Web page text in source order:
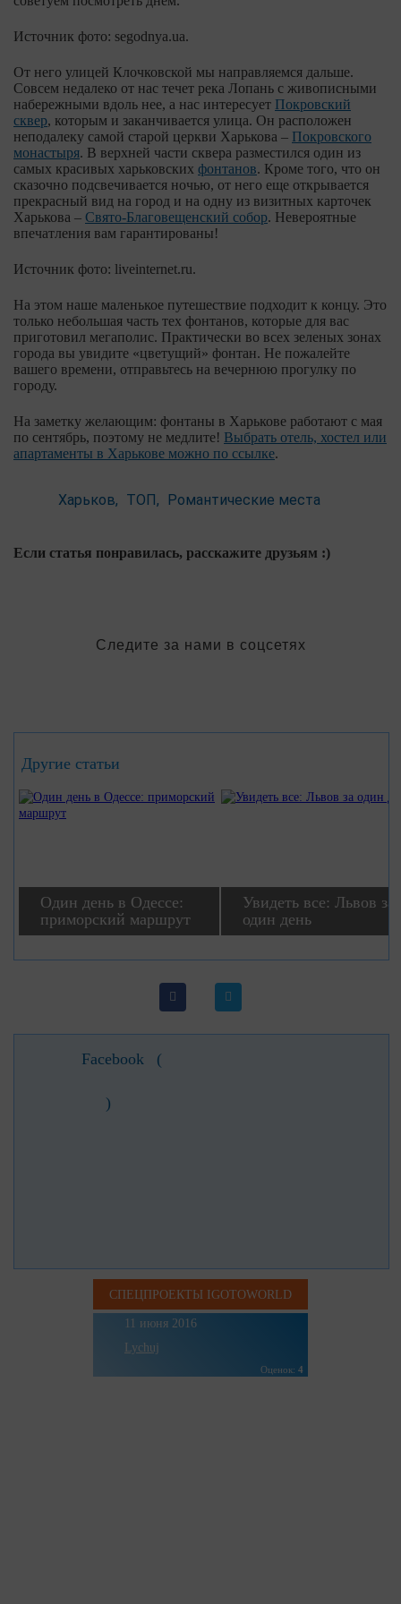
Источник фото: segodnya.ua.
От него улицей Клочковской мы направляемся дальше.
Совсем недалеко от нас течет река Лопань с живописными
набережными вдоль нее, а нас интересует Покровский
сквер, которым и заканчивается улица. Он расположен
неподалеку самой старой церкви Харькова – Покровского
монастыря. В верхней части сквера разместился один из
самых красивых харьковских фонтанов. Кроме того, что он
сказочно подсвечивается ночью, от него еще открывается
прекрасный вид на город и на одну из визитных карточек
Харькова – Свято-Благовещенский собор. Невероятные
впечатления вам гарантированы!
Источник фото: liveinternet.ru.
На этом наше маленькое путешествие подходит к концу. Это
только небольшая часть тех фонтанов, которые для вас
приготовил мегаполис. Практически во всех зеленых зонах
города вы увидите «цветущий» фонтан. Не пожалейте
вашего времени, отправьтесь на вечернюю прогулку по
городу.
На заметку желающим: фонтаны в Харькове работают с мая
по сентябрь, поэтому не медлите! Выбрать отель, хостел или
апартаменты в Харькове можно по ссылке.
Харьков ТОП Романтические места
Если статья понравилась, расскажите друзьям :)
Следите за нами в соцсетях
Другие статьи
Один день в Одессе:
приморский маршрут
Увидеть все: Львов за
один день
Facebook (
)
СПЕЦПРОЕКТЫ IGOTOWORLD
11 июня 2016
Lychuj
Оценок: 4